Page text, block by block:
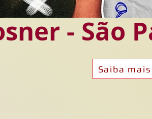
- São
Saiba mais